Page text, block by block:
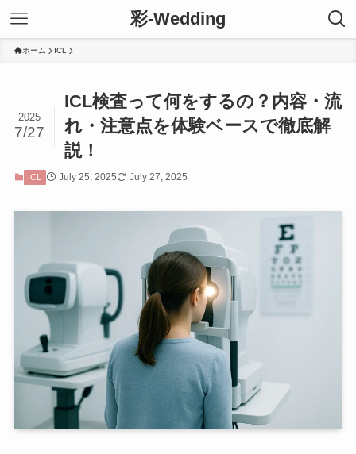
彩-Wedding
ホーム ICL
ICL検査って何をするの？内容・流
れ・注意点を体験ベースで徹底解
説！
2025
7/27
ICL July 25, 2025 July 27, 2025